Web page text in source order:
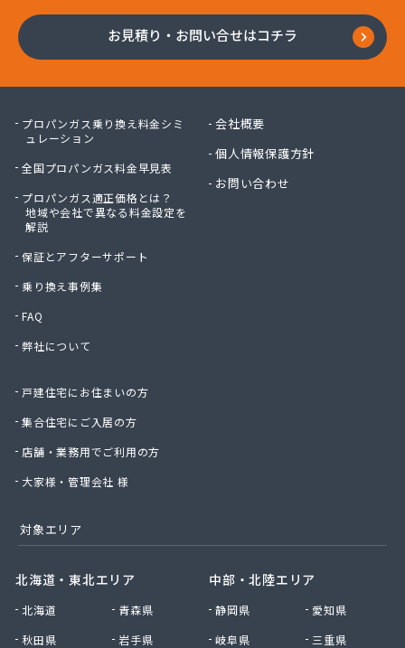
株式会社ヤマアキ
株式会社よしや商店
株式会社リピックス
株式会社リピックス 春日井センター
株式会社一プロ
株式会社稲藤商店
株式会社稲葉エネクス
株式会社宇佐美プロパン
株式会社下林
株式会社桑原商事
株式会社元久商店
株式会社古田商店
株式会社三好ガス
株式会社山源服部商会
株式会社山新プロパン部
株式会社山田幸一商店
株式会社小林本店
株式会社小林本店稲沢店
株式会社松村プロパン部
お見積り・お問い合せはコチラ
プロパンガス乗り換え料金シミ
ュレーション
全国プロパンガス料金早見表
プロパンガス適正価格とは？
地域や会社で異なる料金設定を
解説
保証とアフターサポート
乗り換え事例集
FAQ
弊社について
戸建住宅にお住まいの方
集合住宅にご入居の方
店舗・業務用でご利用の方
大家様・管理会社 様
会社概要
個人情報保護方針
お問い合わせ
対象エリア
北海道・東北エリア
北海道
青森県
秋田県
岩手県
中部・北陸エリア
静岡県
愛知県
岐阜県
三重県